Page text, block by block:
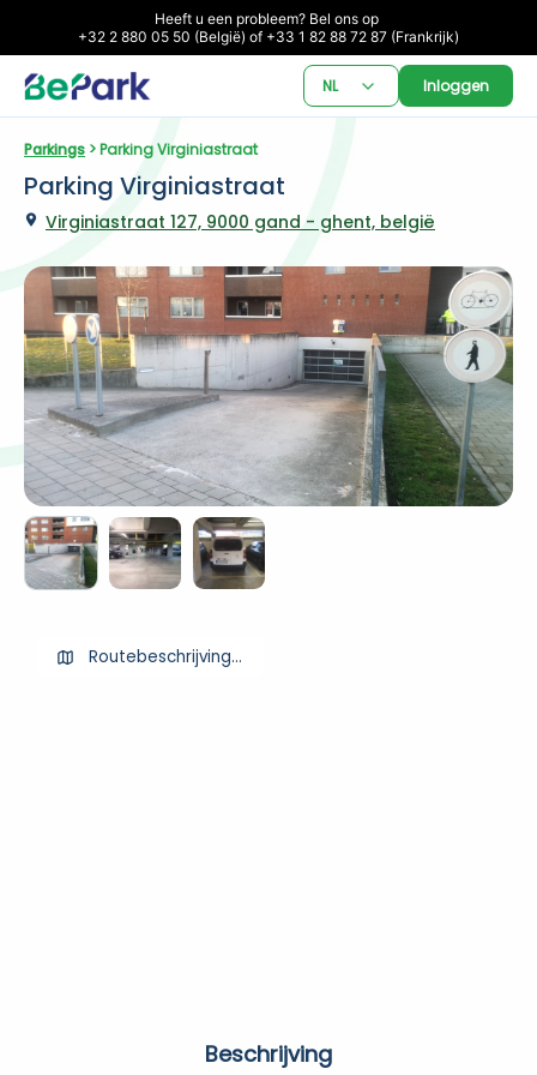
Heeft u een probleem? Bel ons op
+32 2 880 05 50 (België) of +33 1 82 88 72 87 (Frankrijk)
NL Inloggen
Parkings > Parking Virginiastraat
Parking Virginiastraat
Virginiastraat 127, 9000 gand - ghent, belgië
Routebeschrijving ophalen
Beschrijving